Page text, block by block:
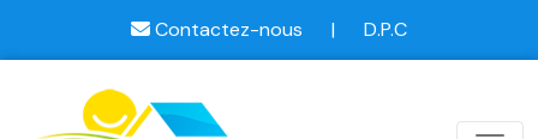
Contactez-nous | D.P.C